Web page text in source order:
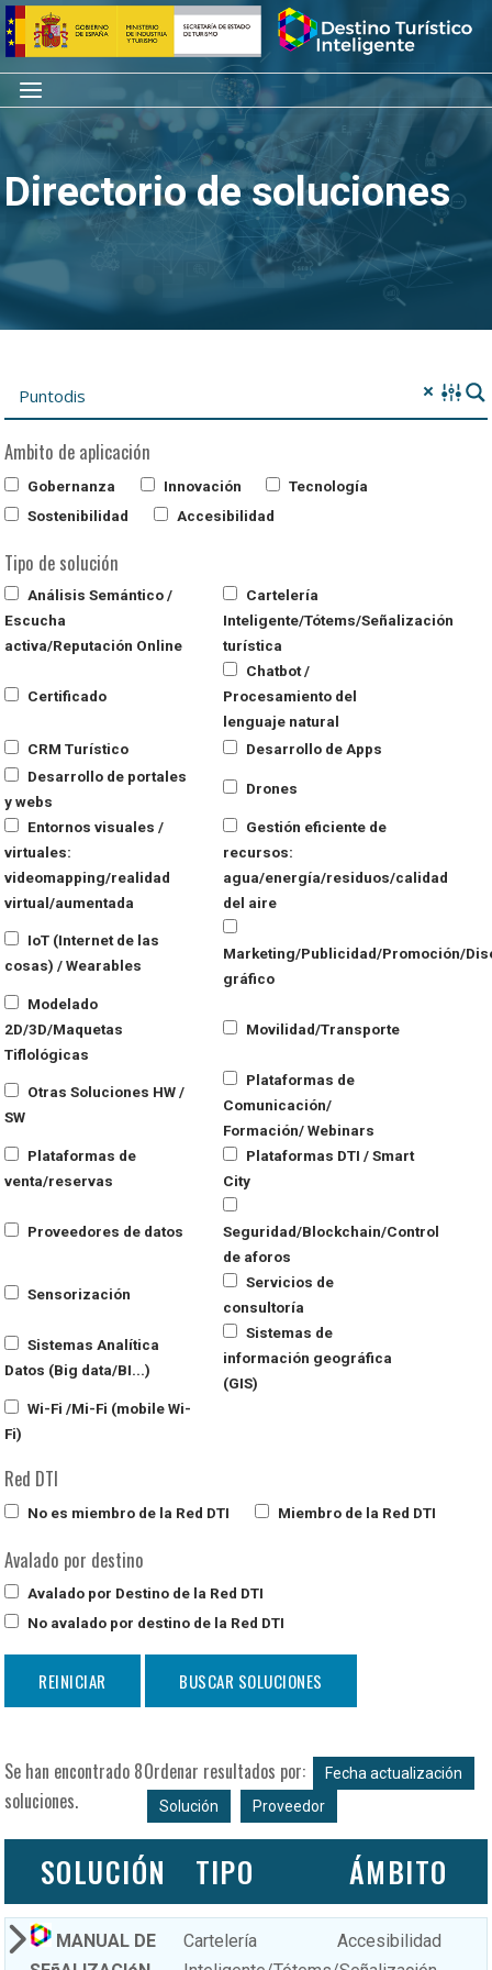
Saltar
al
contenido
Inicio
Menú
Directorio de soluciones
Ambito de aplicación
Gobernanza Innovación
Tecnología
Sostenibilidad
Accesibilidad
Tipo de solución
Análisis Semántico /
Escucha
activa/Reputación Online
Cartelería
Inteligente/Tótems/Señalización
turística
Certificado
Chatbot /
Procesamiento del
lenguaje natural
CRM Turístico
Desarrollo de Apps
Desarrollo de portales
y webs
Drones
Entornos visuales /
virtuales:
videomapping/realidad
virtual/aumentada
Gestión eficiente de
recursos:
agua/energía/residuos/calidad
del aire
IoT (Internet de las
cosas) / Wearables
Marketing/Publicidad/Promoción/
gráfico
Modelado
2D/3D/Maquetas
Tiflológicas
Movilidad/Transporte
Otras Soluciones HW /
SW
Plataformas de
Comunicación/
Formación/ Webinars
Plataformas de
venta/reservas
Plataformas DTI / Smart
City
Proveedores de datos
Seguridad/Blockchain/Control
de aforos
Sensorización
Servicios de
consultoría
Sistemas Analítica
Datos (Big data/BI...)
Sistemas de
información geográfica
(GIS)
Wi-Fi /Mi-Fi (mobile Wi-
Fi)
Red DTI
No es miembro de la Red DTI Miembro de la Red DTI
Avalado por destino
Avalado por Destino de la Red DTI
No avalado por destino de la Red DTI
Se han encontrado 8
soluciones.
Ordenar resultados por:
Fecha actualización
Solución
Proveedor
SOLUCIÓN TIPO ÁMBITO
MANUAL DE
Cartelería
Accesibilidad